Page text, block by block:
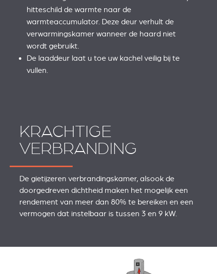
hitteschild de warmte naar de
warmteaccumulator. Deze deur verhult de
verwarmingskamer wanneer de haard niet
wordt gebruikt.
De laaddeur laat u toe uw kachel veilig bij te
vullen.
KRACHTIGE
VERBRANDING
De gietijzeren verbrandingskamer, alsook de
doorgedreven dichtheid maken het mogelijk een
rendement van meer dan 80% te bereiken en een
vermogen dat instelbaar is tussen 3 en 9 kW.